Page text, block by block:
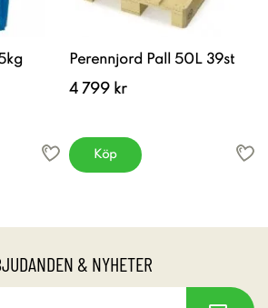
Perennjord Pall 50L 39st
4 799 kr
Köp
& NYHETER